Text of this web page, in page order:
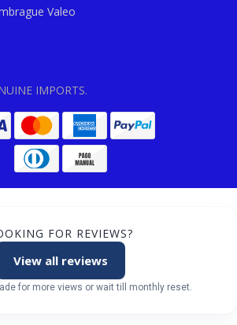
Valeo
IMPORTS.
FOR REVIEWS?
View all reviews
for more views or wait till monthly reset.